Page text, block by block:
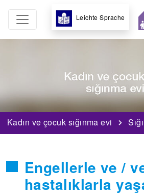
Kadın ve çocuk sığınma evi
Engellerle ve /
hastalıklarla
Leichte Sprache